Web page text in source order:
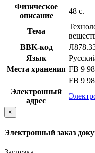
Физическое
описание
48 с.
Тема
BBK-код
Язык
Места хранения FB 9
FB 9
Электронный
адрес
×
Электронный заказ